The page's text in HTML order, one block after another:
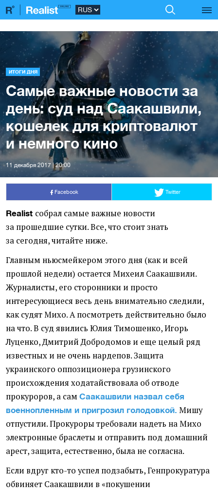
ИТОГИ ДНЯ
Самые важные новости за
день: суд над Саакашвили,
кошелек для криптовалют
и немного кино
11 декабря 2017 | 20:00
Facebook Twitter
Realist собрал самые важные новости
за прошедшие сутки. Все, что стоит знать
за сегодня, читайте ниже.
Главным ньюсмейкером этого дня (как и всей
прошлой недели) остается Михеил Саакашвили.
Журналисты, его сторонники и просто
интересующиеся весь день внимательно следили,
как судят Михо. А посмотреть действительно было
на что. В суд явились Юлия Тимошенко, Игорь
Луценко, Дмитрий Добродомов и еще целый ряд
известных и не очень нардепов. Защита
украинского оппозиционера грузинского
происхождения ходатайствовала об отводе
прокуроров, а сам Саакашвили назвал себя
военнопленным и пригрозил голодовкой. Мишу
отпустили. Прокуроры требовали надеть на Михо
электронные браслеты и отправить под домашний
арест, защита, естественно, была не согласна.
Если вдруг кто-то успел подзабыть, Генпрокуратура
обвиняет Саакашвили в «покушении